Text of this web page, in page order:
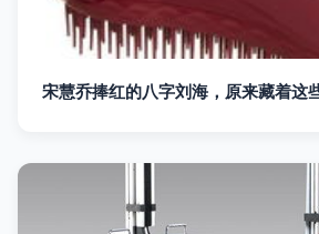
宋慧乔捧红的八字刘海，原来藏着这